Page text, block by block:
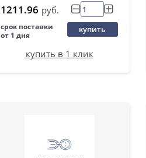
1211.96 руб.
срок поставки
от 1 дня
купить
купить в 1 клик